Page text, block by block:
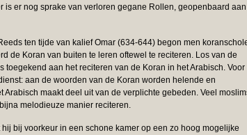
er nog sprake van verloren gegane Rollen, geopenbaard aan
ten tijde van kalief Omar (634-644) begon men
de Koran van buiten te leren oftewel te reciteren. Los van de
aan het reciteren van de Koran in het Arabisch. Voor
aan de woorden van de Koran worden helende en
maakt deel uit van de verplichte gebeden. Veel
melodieuze manier reciteren.
bij voorkeur in een schone kamer op een zo hoog mogelijke